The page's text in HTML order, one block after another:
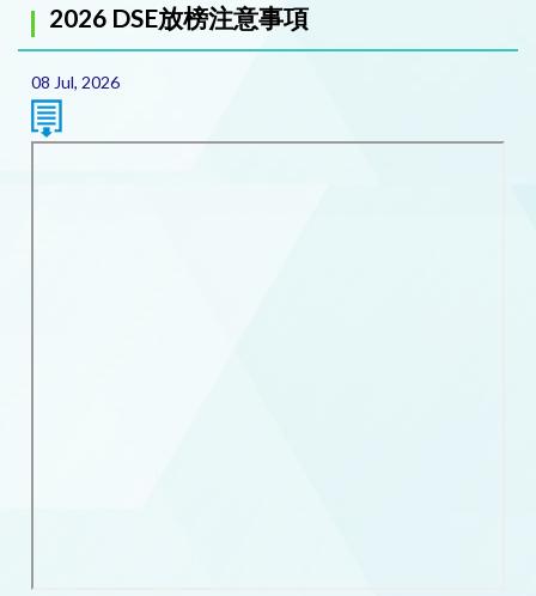
2026 DSE放榜注意事項
08 Jul, 2026